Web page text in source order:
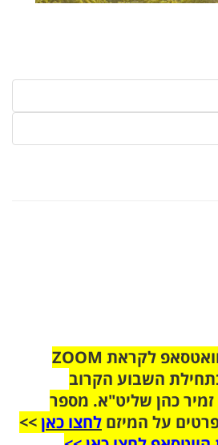
הצטרפו לקבוצת הוואטסאפ לקראת ZOOM
השבוע הקרוב
כהן שליט"א. מספר
על המיזם לחצו כאן>>